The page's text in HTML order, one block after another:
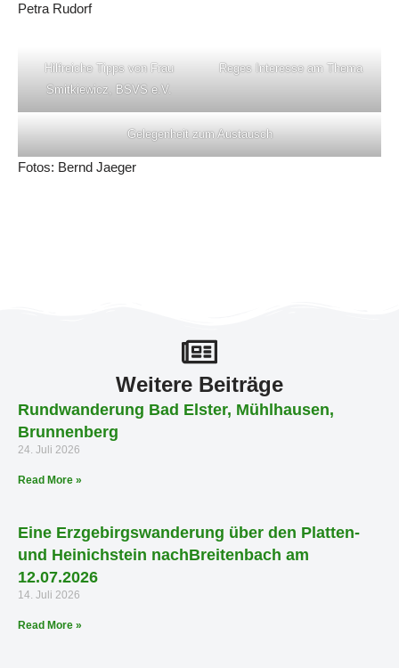
Petra Rudorf
Hilfreiche Tipps von Frau
Smitkiewicz, BSVS e.V.
Reges Interesse am Thema
Gelegenheit zum Austausch
Fotos: Bernd Jaeger
Weitere Beiträge
Rundwanderung Bad Elster, Mühlhausen,
Brunnenberg
24. Juli 2026
Read More »
Eine Erzgebirgswanderung über den Platten-
und Heinichstein nachBreitenbach am
12.07.2026
14. Juli 2026
Read More »